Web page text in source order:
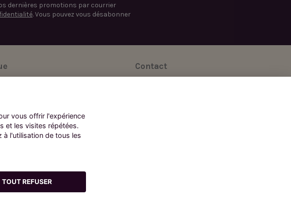
dernières promotions par courrier
. Vous pouvez vous désabonner
sécurisé
Contact
avec modération.
conséquences graves sur la santé de l’enfant.
mineurs.
vous offrir l'expérience
et les visites répétées.
à l'utilisation de tous les
TOUT REFUSER